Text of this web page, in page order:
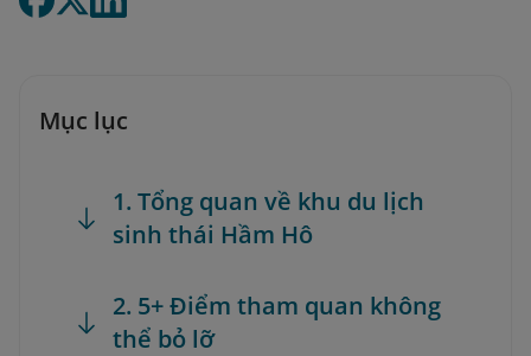
Mục lục
1. Tổng quan về khu du lịch
sinh thái Hầm Hô
2. 5+ Điểm tham quan không
thể bỏ lỡ